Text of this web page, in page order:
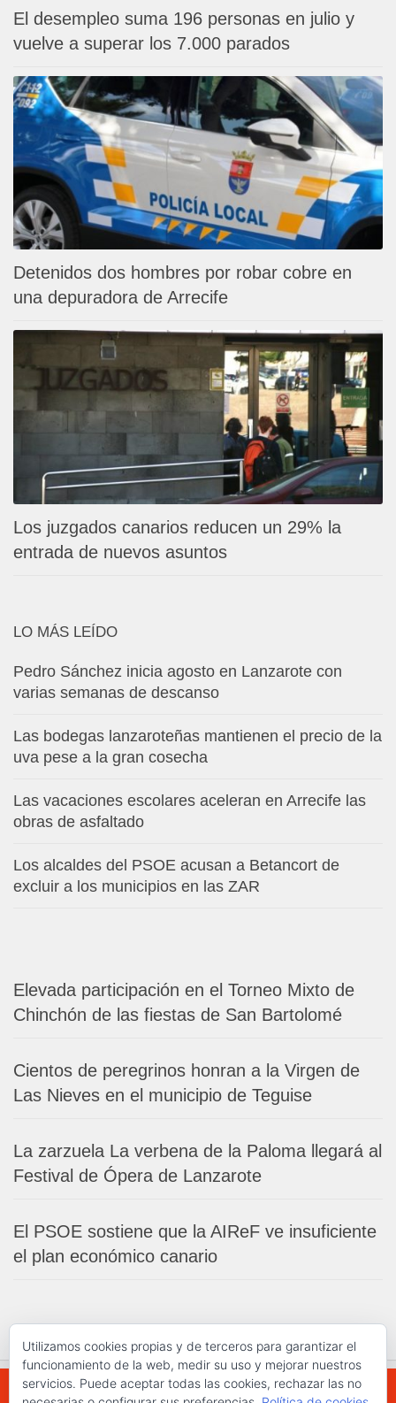
El desempleo suma 196 personas en julio y
vuelve a superar los 7.000 parados
Detenidos dos hombres por robar cobre en
una depuradora de Arrecife
Los juzgados canarios reducen un 29% la
entrada de nuevos asuntos
LO MÁS LEÍDO
Pedro Sánchez inicia agosto en Lanzarote con
varias semanas de descanso
Las bodegas lanzaroteñas mantienen el precio de la
uva pese a la gran cosecha
Las vacaciones escolares aceleran en Arrecife las
obras de asfaltado
Los alcaldes del PSOE acusan a Betancort de
excluir a los municipios en las ZAR
Elevada participación en el Torneo Mixto de
Chinchón de las fiestas de San Bartolomé
Cientos de peregrinos honran a la Virgen de
Las Nieves en el municipio de Teguise
La zarzuela La verbena de la Paloma llegará al
Festival de Ópera de Lanzarote
El PSOE sostiene que la AIReF ve insuficiente
el plan económico canario
Utilizamos cookies propias y de terceros para garantizar el
funcionamiento de la web, medir su uso y mejorar nuestros
servicios. Puede aceptar todas las cookies, rechazar las no